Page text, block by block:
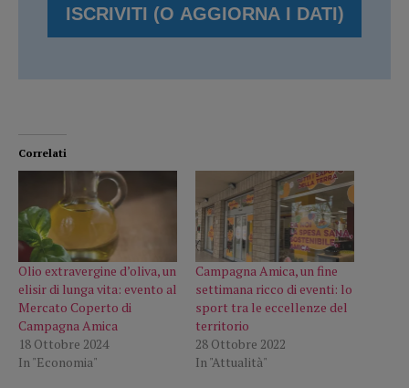
Correlati
Olio extravergine d’oliva, un
elisir di lunga vita: evento al
Mercato Coperto di
Campagna Amica
18 Ottobre 2024
In "Economia"
Campagna Amica, un fine
settimana ricco di eventi: lo
sport tra le eccellenze del
territorio
28 Ottobre 2022
In "Attualità"